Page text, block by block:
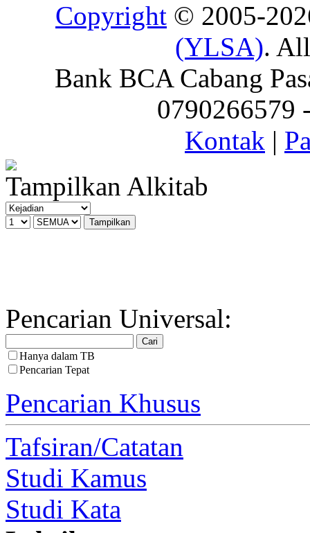
Copyright © 2005-
(YLSA).
Bank BCA Cabang
0790266579
Kontak |
Tampilkan Alkitab
Pencarian Universal:
Hanya dalam TB
Pencarian Tepat
Pencarian Khusus
Tafsiran/Catatan
Studi Kamus
Studi Kata